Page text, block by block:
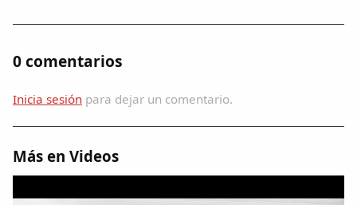
Diccionario
0 comentarios
Inicia sesión para dejar un comentario.
Más en Videos